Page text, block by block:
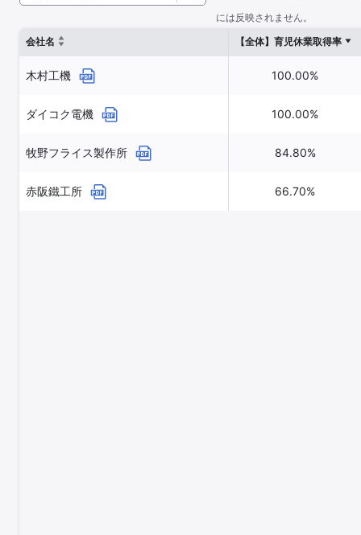
には反映されません。
会社名
【全体】育児休業取得率
木村工機 100.00%
ダイコク電機 100.00%
牧野フライス製作所 84.80%
赤阪鐵工所 66.70%